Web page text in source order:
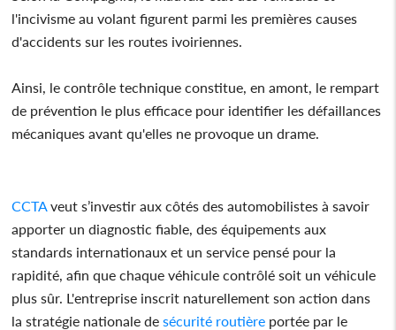
l'incivisme au volant figurent parmi les premières causes
d'accidents sur les routes ivoiriennes.
Ainsi, le contrôle technique constitue, en amont, le rempart
de prévention le plus efficace pour identifier les défaillances
mécaniques avant qu'elles ne provoque un drame.
CCTA veut s’investir aux côtés des automobilistes à savoir
apporter un diagnostic fiable, des équipements aux
standards internationaux et un service pensé pour la
rapidité, afin que chaque véhicule contrôlé soit un véhicule
plus sûr. L'entreprise inscrit naturellement son action dans
la stratégie nationale desécurité routière portée par le